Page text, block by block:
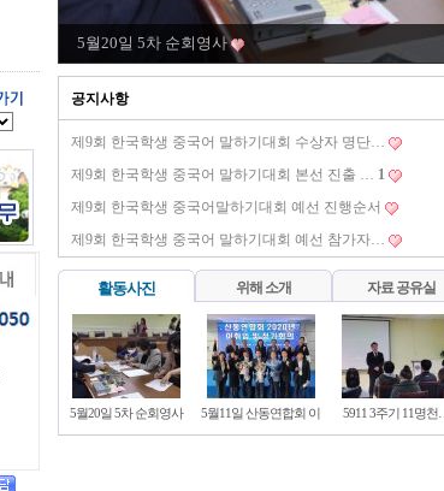
5월20일 5차 순회영사
공지사항
제9회 한국학생 중국어 말하기대회 수상자 명단…
제9회 한국학생 중국어 말하기대회 본선 진출 … 1
제9회 한국학생 중국어말하기대회 예선 진행순서
제9회 한국학생 중국어 말하기대회 예선 참가자…
활동사진 위해 소개 자료 공유실
5월20일 5차 순회영사 5월11일 산동연합회 이… 5911 3주기 11명천…